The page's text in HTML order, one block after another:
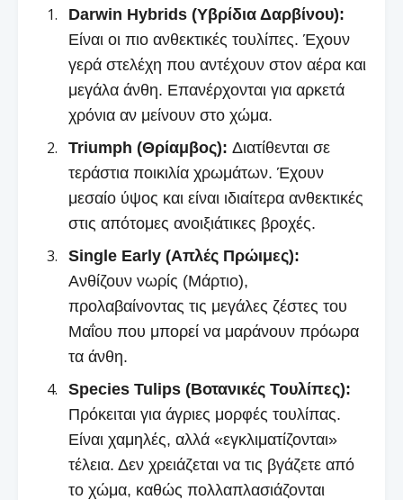
Darwin Hybrids (Υβρίδια Δαρβίνου):
Είναι οι πιο ανθεκτικές τουλίπες. Έχουν
γερά στελέχη που αντέχουν στον αέρα και
μεγάλα άνθη. Επανέρχονται για αρκετά
χρόνια αν μείνουν στο χώμα.
Triumph (Θρίαμβος): Διατίθενται σε
τεράστια ποικιλία χρωμάτων. Έχουν
μεσαίο ύψος και είναι ιδιαίτερα ανθεκτικές
στις απότομες ανοιξιάτικες βροχές.
Single Early (Απλές Πρώιμες):
Ανθίζουν νωρίς (Μάρτιο),
προλαβαίνοντας τις μεγάλες ζέστες του
Μαΐου που μπορεί να μαράνουν πρόωρα
τα άνθη.
Species Tulips (Βοτανικές Τουλίπες):
Πρόκειται για άγριες μορφές τουλίπας.
Είναι χαμηλές, αλλά «εγκλιματίζονται»
τέλεια. Δεν χρειάζεται να τις βγάζετε από
το χώμα, καθώς πολλαπλασιάζονται